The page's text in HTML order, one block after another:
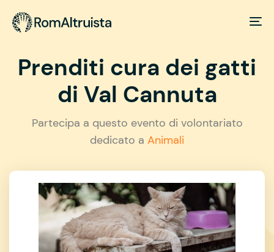
Prenditi cura dei gatti
di Val Cannuta
Partecipa a questo evento di volontariato
dedicato a Animali